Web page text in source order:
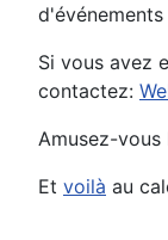
Si vous avez
contactez:
Amusez-vous
Et voilà au